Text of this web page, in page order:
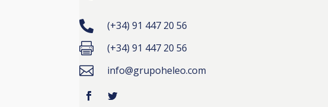
 (+34) 91 447 20 56
 (+34) 91 447 20 56
 info@grupoheleo.com